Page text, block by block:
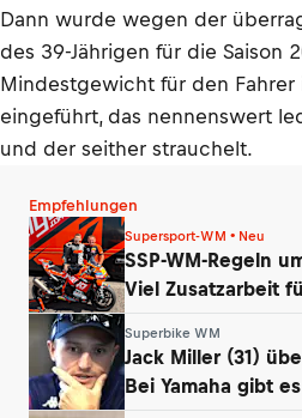
Dann wurde wegen der
des 39-Jährigen für die Saison
Mindestgewicht für den
eingeführt, das nennenswert
und der seither strauchelt.
Empfehlungen
Supersport-WM • Neu
SSP-WM-Regeln
Viel Zusatzarbeit
Superbike WM
Jack Miller (31)
Bei Yamaha gibt